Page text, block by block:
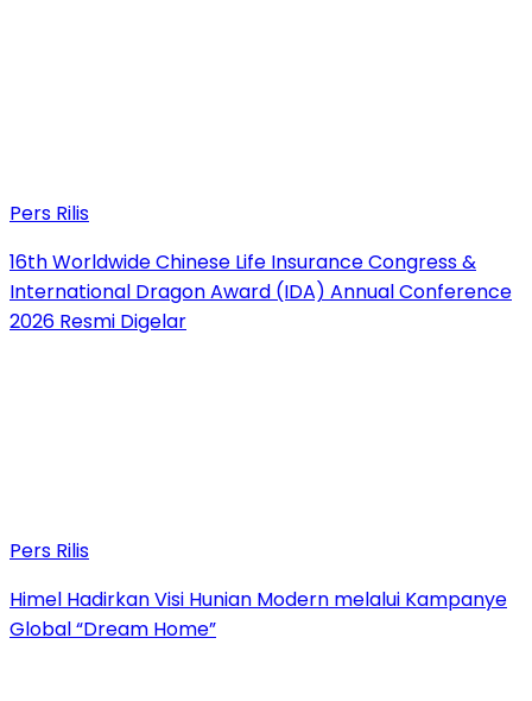
Pers Rilis
16th Worldwide Chinese Life Insurance Congress &
International Dragon Award (IDA) Annual Conference
2026 Resmi Digelar
Pers Rilis
Himel Hadirkan Visi Hunian Modern melalui Kampanye
Global “Dream Home”